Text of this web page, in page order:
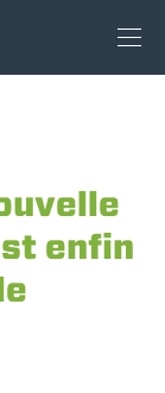
enfin